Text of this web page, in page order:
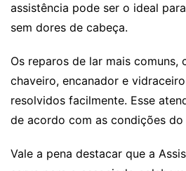
assistência pode ser o ideal
sem dores de cabeça.
Os reparos de lar mais comuns,
chaveiro, encanador e
resolvidos facilmente. Esse
de acordo com as condições
Vale a pena destacar que a